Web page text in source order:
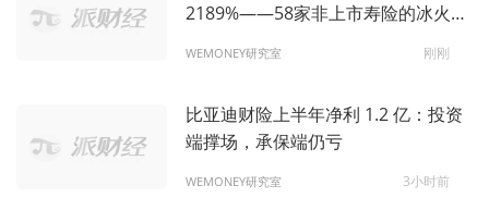
2189%——58家非上市寿险的冰火两
WEMONEY研究室 刚刚
比亚迪财险上半年净利 1.2 亿：投资
端撑场，承保端仍亏
WEMONEY研究室 3小时前